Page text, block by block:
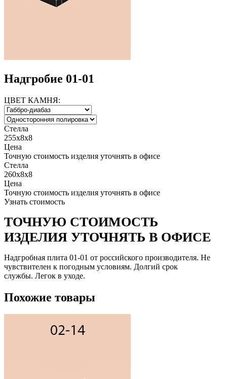
Надгробие 01-01
ЦВЕТ КАМНЯ:
Стелла
255x8x8
Цена
Точную стоимость изделия уточнять в офисе
Стелла
260x8x8
Цена
Точную стоимость изделия уточнять в офисе
Узнать стоимость
ТОЧНУЮ СТОИМОСТЬ
ИЗДЕЛИЯ УТОЧНЯТЬ В ОФИСЕ
Надгробная плита 01-01 от российского производителя. Не
чувствителен к погодным условиям. Долгий срок
службы. Легок в уходе.
Похожие товары